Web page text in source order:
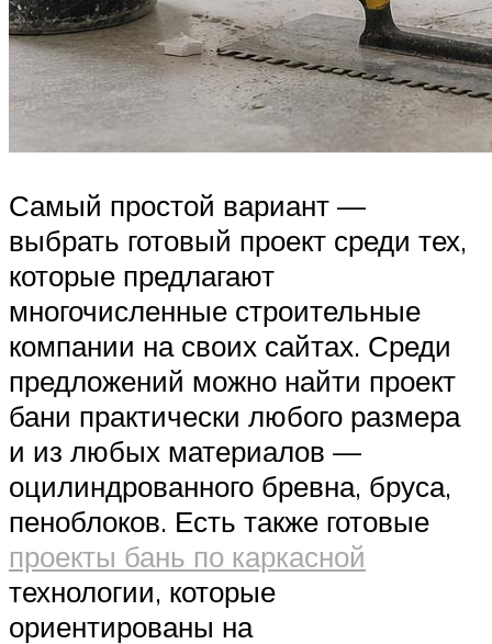
Самый простой вариант —
выбрать готовый проект среди тех,
которые предлагают
многочисленные строительные
компании на своих сайтах. Среди
предложений можно найти проект
бани практически любого размера
и из любых материалов —
оцилиндрованного бревна, бруса,
пеноблоков. Есть также готовые
проекты бань по каркасной
технологии, которые
ориентированы на